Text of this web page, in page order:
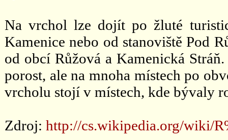
Na vrchol lze dojít po žluté
Kamenice nebo od stanoviště Pod
od obcí Růžová a Kamenická
porost, ale na mnoha místech po
vrcholu stojí v místech, kde bývaly
Zdroj: http://cs.wikipedia.org/wiki/